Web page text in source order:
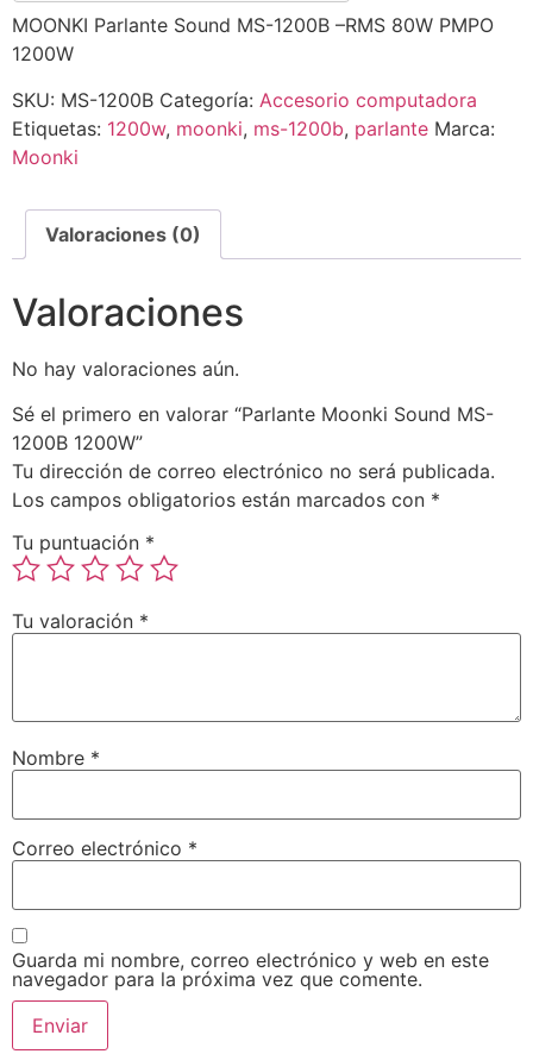
MOONKI Parlante Sound MS-1200B –RMS 80W PMPO
1200W
SKU: MS-1200B Categoría: Accesorio computadora
Etiquetas: 1200w, moonki, ms-1200b, parlante Marca:
Moonki
Valoraciones (0)
Valoraciones
No hay valoraciones aún.
Sé el primero en valorar “Parlante Moonki Sound MS-
1200B 1200W”
Tu dirección de correo electrónico no será publicada.
Los campos obligatorios están marcados con *
Tu puntuación *
Tu valoración *
Nombre *
Correo electrónico *
Guarda mi nombre, correo electrónico y web en este
navegador para la próxima vez que comente.